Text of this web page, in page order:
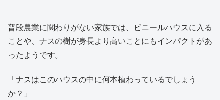
普段農業に関わりがない家族では、ビニールハウスに入る
ことや、ナスの樹が身長より高いことにもインパクトがあ
ったようです。
「ナスはこのハウスの中に何本植わっているでしょう
か？」